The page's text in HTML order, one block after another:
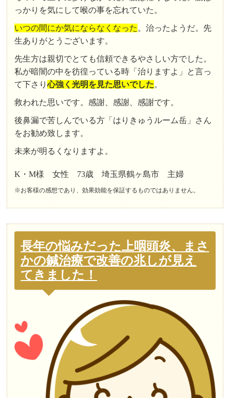
っかりを気にして喉の事を忘れていた。
いつの間にか気にならなくなった 。治ったようだ。先
生ありがとうございます。
先生方は親切でとても信頼できるやさしい方でした。
私が暗闇の中を彷徨っている時「治りますよ」と言っ
て下さり心強く光明を見た思いでした。
救われた思いです。感謝、感謝、感謝です。
後鼻漏で苦しんでいる方「はりきゅうルーム岳」さん
をお勧め致します。
未来が明るくなりますよ。
K・M様 女性 73歳 埼玉県鶴ヶ島市 主婦
※お客様の感想であり、効果効能を保証するものではありません。
長年の悩みだった上咽頭炎、まさ
かの鍼治療で改善の兆しが見え
てきました！